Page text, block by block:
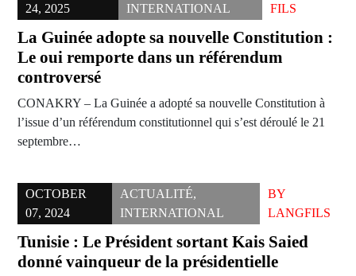
24, 2025
INTERNATIONAL
FILS
La Guinée adopte sa nouvelle Constitution :
Le oui remporte dans un référendum
controversé
CONAKRY – La Guinée a adopté sa nouvelle Constitution à
l’issue d’un référendum constitutionnel qui s’est déroulé le 21
septembre…
OCTOBER
07, 2024
ACTUALITÉ,
INTERNATIONAL
BY
LANGFILS
Tunisie : Le Président sortant Kais Saied
donné vainqueur de la présidentielle